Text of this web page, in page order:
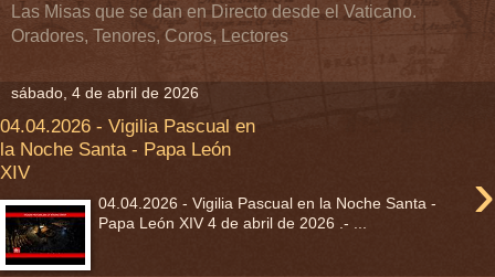
Las Misas que se dan en Directo desde el Vaticano.
Oradores, Tenores, Coros, Lectores
sábado, 4 de abril de 2026
04.04.2026 - Vigilia Pascual en
la Noche Santa - Papa León
XIV
›
04.04.2026 - Vigilia Pascual en la Noche Santa -
Papa León XIV 4 de abril de 2026 .- ...